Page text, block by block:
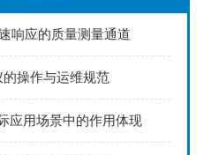
响应的质量测量通道
操作与运维规范
应用场景中的作用体现